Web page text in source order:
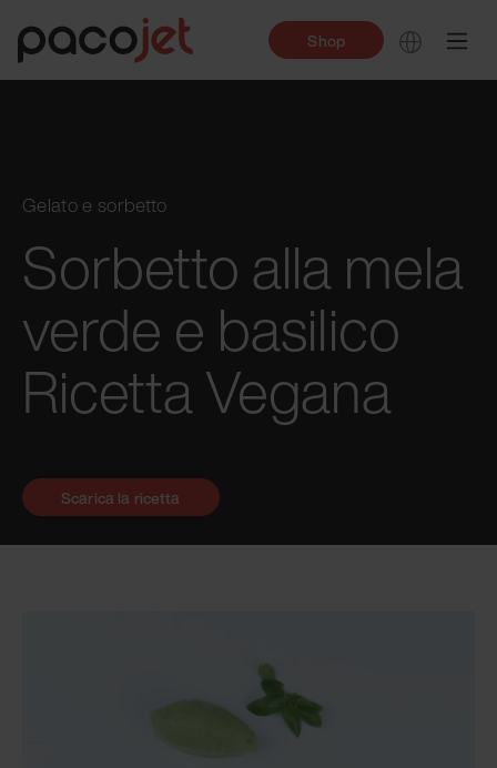
Shop
Gelato e sorbetto
Sorbetto alla mela
verde e basilico
Ricetta Vegana
Scarica la ricetta